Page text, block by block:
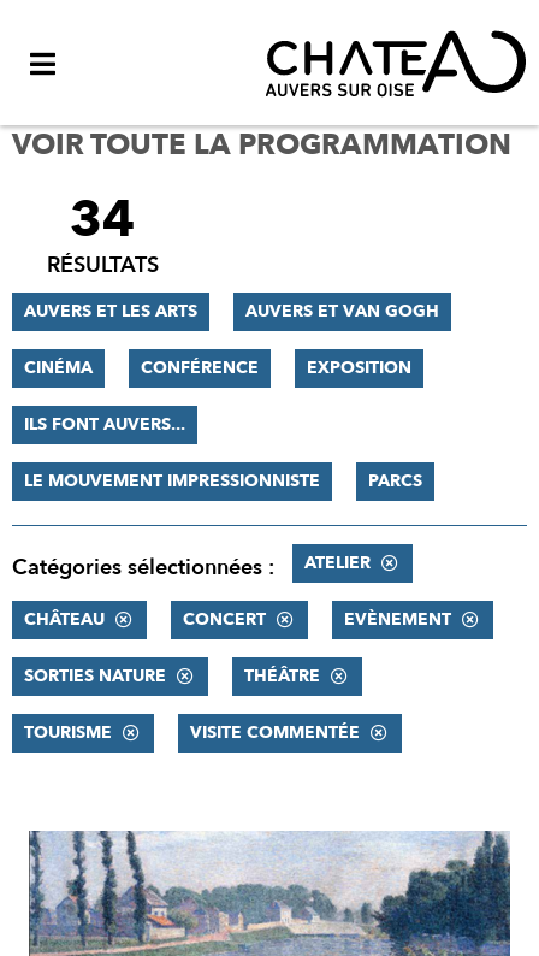
VOIR TOUTE LA PROGRAMMATION
FILTRER
RÉSULTATS
34
RÉSULTATS
AUVERS ET LES ARTS AUVERS ET VAN GOGH
CINÉMA CONFÉRENCE EXPOSITION
ILS FONT AUVERS...
LE MOUVEMENT IMPRESSIONNISTE PARCS
Catégories sélectionnées : ATELIER
CHÂTEAU CONCERT EVÈNEMENT
SORTIES NATURE THÉÂTRE
TOURISME VISITE COMMENTÉE
RÉSULTATS